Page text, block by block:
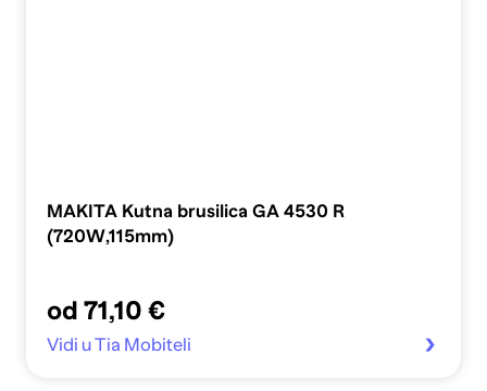
MAKITA Kutna brusilica GA 4530 R
(720W,115mm)
od 71,10 €
Vidi u Tia Mobiteli